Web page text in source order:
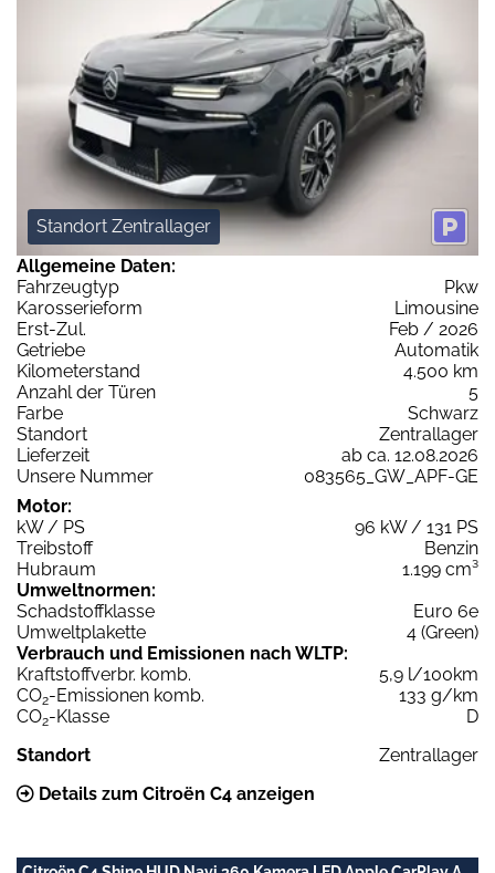
Standort Zentrallager
Allgemeine Daten:
Fahrzeugtyp
Pkw
Karosserieform
Limousine
Erst-Zul.
Feb / 2026
Getriebe
Automatik
Kilometerstand
4.500 km
Anzahl der Türen
5
Farbe
Schwarz
Standort
Zentrallager
Lieferzeit
ab ca. 12.08.2026
Unsere Nummer
083565_GW_APF-GE
Motor:
kW / PS
96 kW / 131 PS
Treibstoff
Benzin
Hubraum
1.199 cm³
Umweltnormen:
Schadstoffklasse
Euro 6e
Umweltplakette
4 (Green)
Verbrauch und Emissionen nach WLTP:
Kraftstoffverbr. komb.
5,9 l/100km
CO2-Emissionen komb.
133 g/km
CO2-Klasse
D
Standort
Zentrallager
Details zum Citroën C4 anzeigen